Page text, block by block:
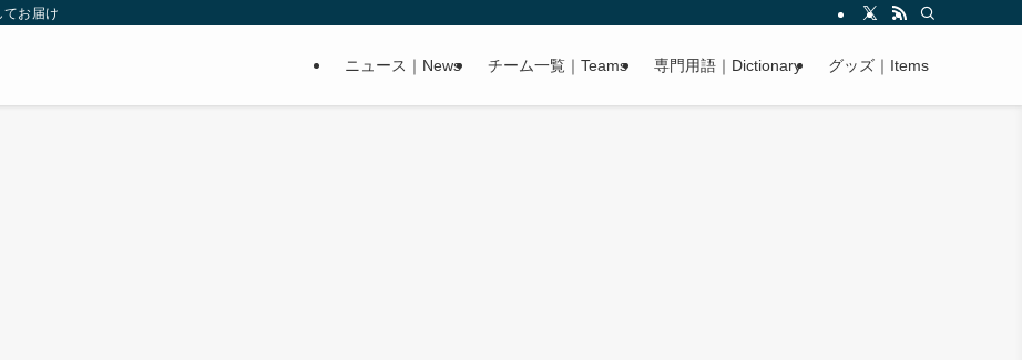
てお届け
ニュース｜News チーム一覧｜Teams 専門用語｜Dictionary グッズ｜Items